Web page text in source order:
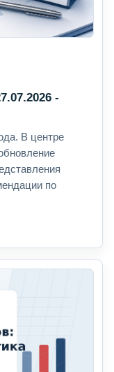
-
В центре
по